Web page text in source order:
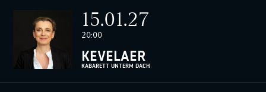
15.01.27
20:00
KEVELAER
KABARETT UNTERM DACH